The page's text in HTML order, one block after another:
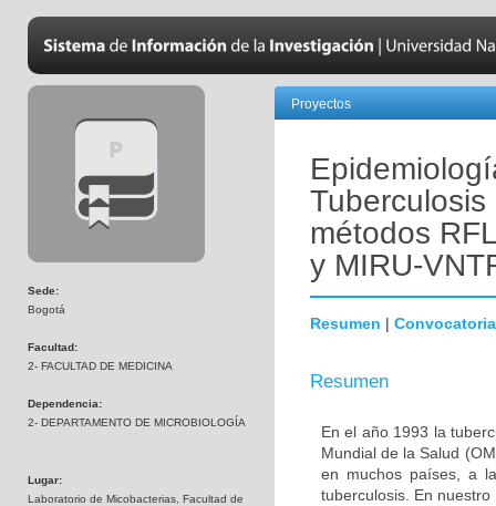
Sede:
Bogotá
Facultad:
2- FACULTAD DE MEDICINA
Dependencia:
2- DEPARTAMENTO DE MICROBIOLOGÍA
Lugar:
Laboratorio de Micobacterias, Facultad de
Proyectos
métodos
y MIRU-
Resumen | Convocatoria
Resumen
En el año 1993 la
Mundial de la Salud
en muchos países, a
tuberculosis. En